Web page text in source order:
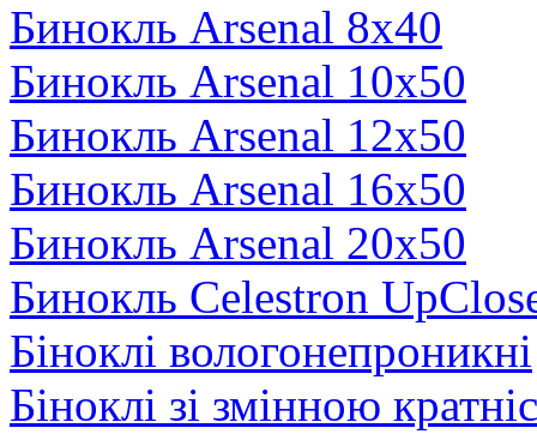
Бинокль Arsenal 8х40
Бинокль Arsenal 10х50
Бинокль Arsenal 12х50
Бинокль Arsenal 16х50
Бинокль Arsenal 20х50
Бинокль Celestron
Біноклі вологонепроникні
Біноклі зі змінною